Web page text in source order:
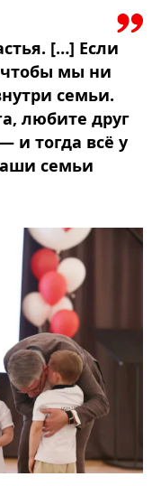
[…] Если
чтобы мы ни
семьи.
любите друг
и тогда всё у
семьи